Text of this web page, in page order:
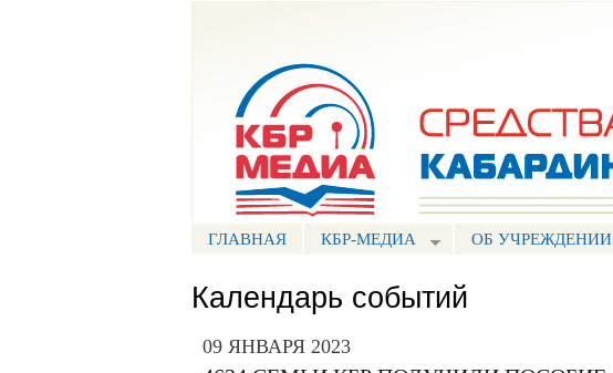
ГЛАВНАЯ КБР-МЕДИА ОБ УЧРЕЖДЕНИИ
Календарь событий
09 ЯНВАРЯ 2023